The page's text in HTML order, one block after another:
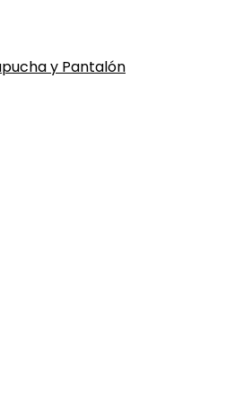
y Pantalón